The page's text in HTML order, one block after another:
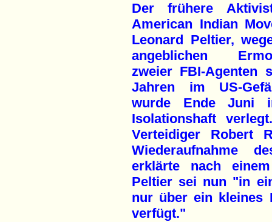
Der frühere
American Indian
Leonard Peltier,
angeblichen
zweier FBI-Agenten
Jahren im US-
wurde Ende Juni
Isolationshaft
Verteidiger Robert
Wiederaufnahme
erklärte nach
Peltier sei nun "in
nur über ein kleines
verfügt."